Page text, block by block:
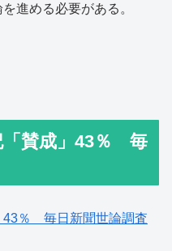
進める必要がある。
「賛成」43％ 毎
43％ 毎日新聞世論調査